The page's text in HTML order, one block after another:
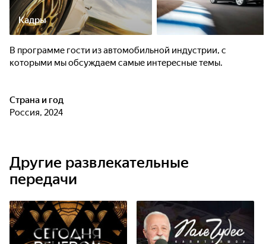
Кадры
В программе гости из автомобильной индустрии, с
которыми мы обсуждаем самые интересные темы.
Страна и год
Россия, 2024
Другие развлекательные
передачи